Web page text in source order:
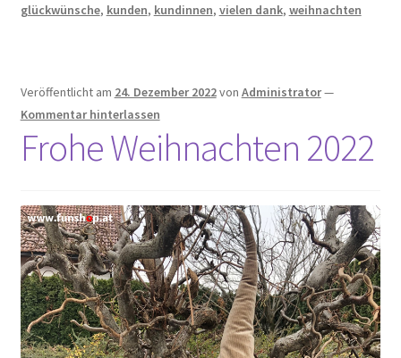
glückwünsche, kunden, kundinnen, vielen dank, weihnachten
Veröffentlicht am 24. Dezember 2022von Administrator—
Kommentar hinterlassen
Frohe Weihnachten 2022